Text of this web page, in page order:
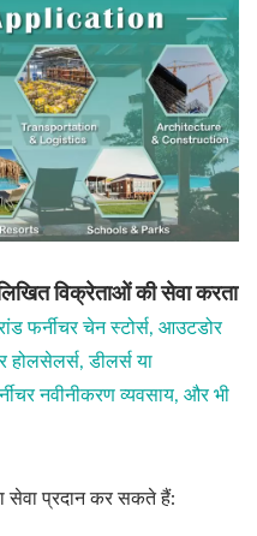
विक्रेताओं की सेवा करता
फर्नीचर चेन स्टोर्स, आउटडोर
होलसेलर्स, डीलर्स या
नवीनीकरण व्यवसाय, और भी
सेवा प्रदान कर सकते हैं: